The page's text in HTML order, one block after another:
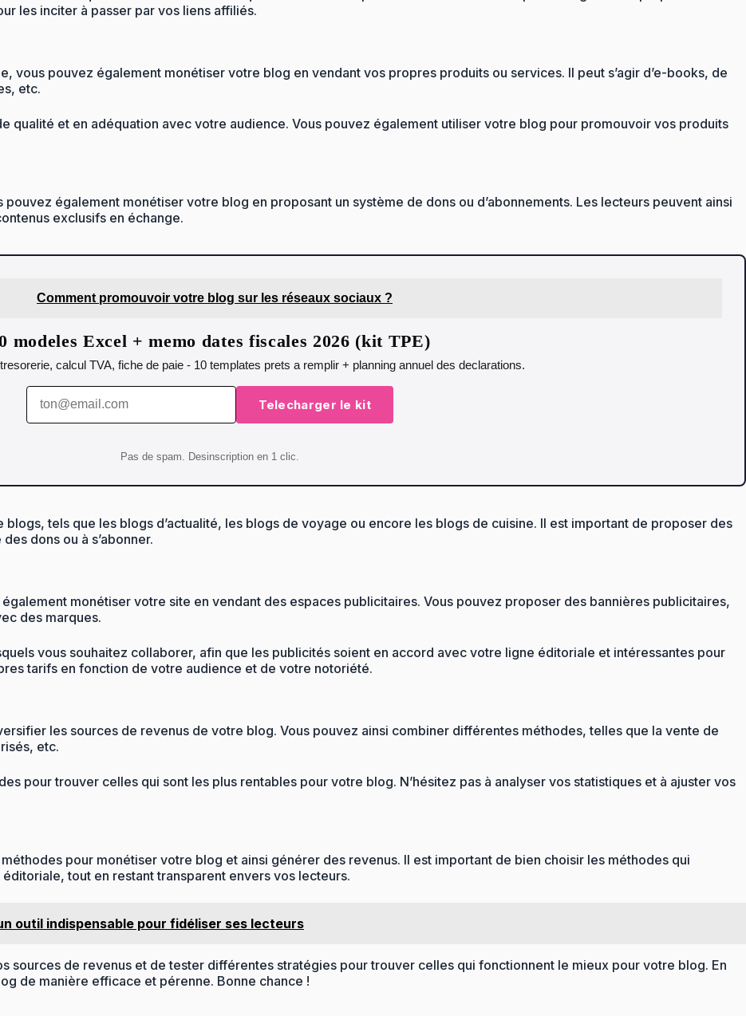
les inciter à passer par vos liens affiliés.
vous pouvez également monétiser votre blog en vendant vos propres produits ou services. Il peut s’agir d’e-books, de
etc.
qualité et en adéquation avec votre audience. Vous pouvez également utiliser votre blog pour promouvoir vos produits
également monétiser votre blog en proposant un système de dons ou d’abonnements. Les lecteurs peuvent ainsi
exclusifs en échange.
Comment promouvoir votre blog sur les réseaux sociaux ?
modeles Excel + memo dates fiscales 2026 (kit TPE)
calcul TVA, fiche de paie - 10 templates prets a remplir + planning annuel des declarations.
Telecharger le kit
Pas de spam. Desinscription en 1 clic.
tels que les blogs d’actualité, les blogs de voyage ou encore les blogs de cuisine. Il est important de proposer des
dons ou à s’abonner.
monétiser votre site en vendant des espaces publicitaires. Vous pouvez proposer des bannières publicitaires,
des marques.
vous souhaitez collaborer, afin que les publicités soient en accord avec votre ligne éditoriale et intéressantes pour
tarifs en fonction de votre audience et de votre notoriété.
les sources de revenus de votre blog. Vous pouvez ainsi combiner différentes méthodes, telles que la vente de
etc.
pour trouver celles qui sont les plus rentables pour votre blog. N’hésitez pas à analyser vos statistiques et à ajuster vos
pour monétiser votre blog et ainsi générer des revenus. Il est important de bien choisir les méthodes qui
tout en restant transparent envers vos lecteurs.
outil indispensable pour fidéliser ses lecteurs
sources de revenus et de tester différentes stratégies pour trouver celles qui fonctionnent le mieux pour votre blog. En
de manière efficace et pérenne. Bonne chance !